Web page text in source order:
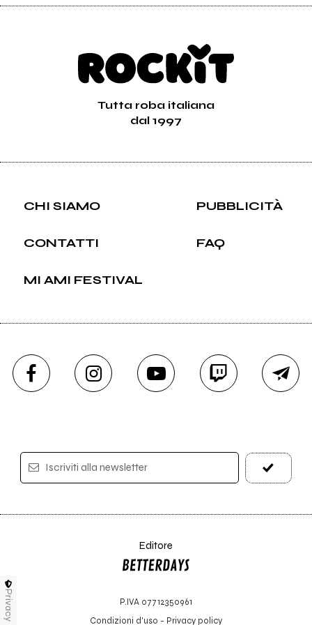
Tutta roba italiana
dal 1997
CHI SIAMO PUBBLICITÀ
CONTATTI FAQ
MI AMI FESTIVAL
Iscriviti alla newsletter
Editore
P.IVA 07712350961
Condizioni d'uso - Privacy policy
Privacy